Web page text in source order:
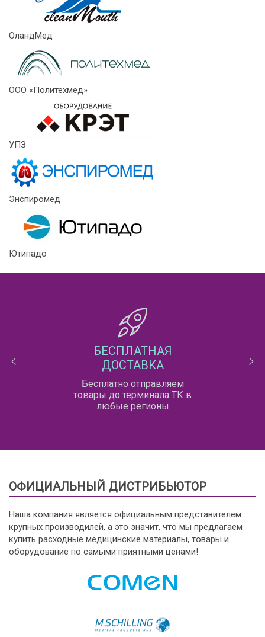
ОландМед
ООО «Политехмед»
УПЗ
Энспиромед
Ютипадо
БЕСПЛАТНАЯ
ДОСТАВКА
Бесплатно отправляем
товары до терминала ТК в
любые регионы
ОФИЦИАЛЬНЫЙ ДИСТРИБЬЮТОР
Наша компания является официальным представителем
крупных производилей, а это значит, что мы предлагаем
купить расходные медицинские материалы, товары и
оборудование по самыми приятными ценами!